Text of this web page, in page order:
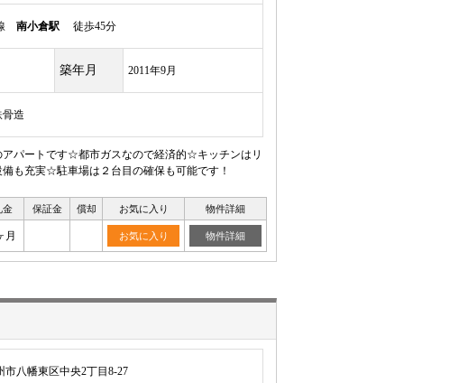
南小倉駅 徒歩45分
築年月 2011年9月
骨造
パートです☆都市ガスなので経済的☆キッチンはリ
も充実☆駐車場は２台目の確保も可能です！
金 保証金 償却 お気に入り 物件詳細
月 お気に入り 物件詳細
市八幡東区中央2丁目8-27